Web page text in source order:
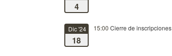
4
Dic '24
18
15:00 Cierre de inscripciones